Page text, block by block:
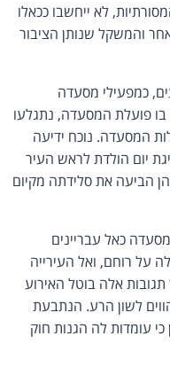
לא ייחשבו ככאלו
והמשקל שנותן הציבור
כמפעילי מסעדה
בו פועלת המסעדה, נתגלעו
המסעדה. נוכח ידיעה
יום הולדת לראש העיר
תגובות ובהן הביעה את סלידתה מקיום
כאל עבריינים
על רוחם, ואל העירייה
אלה בוטל האירוע
לשון הרע. הנתבעת
כי עומדות לה הגנות חוק